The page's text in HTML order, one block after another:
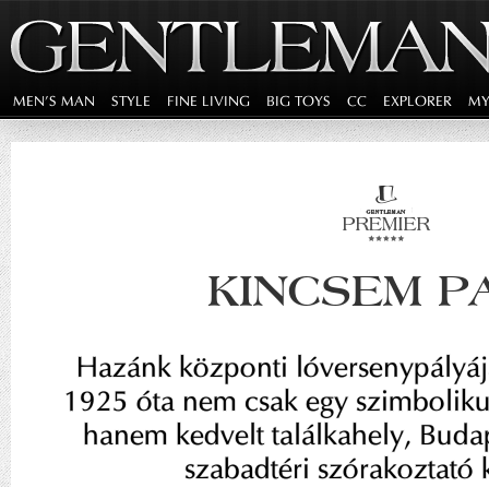
MEN'S MAN STYLE FINE LIVING BIG TOYS CC EXPLORER
KINCSEM
Hazánk központi
1925 óta nem csak egy
hanem kedvelt találkahely,
szabadtéri szórakoztató